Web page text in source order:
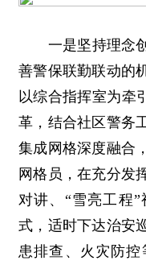
一是坚持理念创
善警保联勤联动的
以综合指挥室为牵
革，结合社区警务
集成网格深度融合
网格员，在充分发
对讲、“雪亮工程
式，适时下达治安
患排查、火灾防